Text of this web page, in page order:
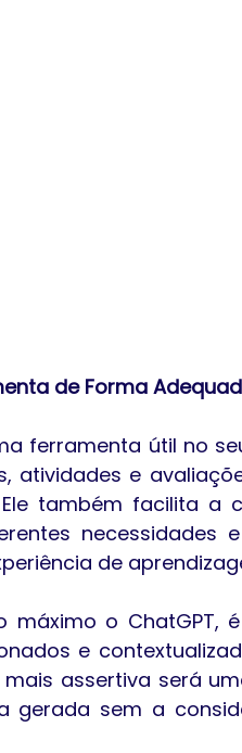
de Forma
ferramenta útil no
atividades e
também facilita a
necessidades
de
máximo o ChatGPT,
e
assertiva será
gerada sem a